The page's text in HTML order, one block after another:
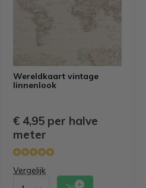
Wereldkaart vintage
linnenlook
€ 4,95 per halve
meter
Vergelijk